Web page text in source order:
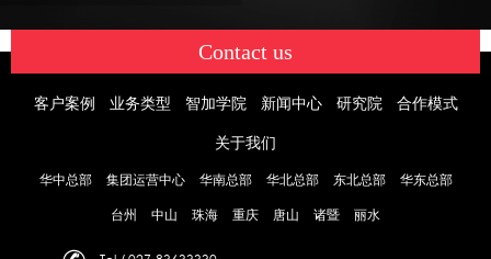
Contact us
客户案例 业务类型 智加学院 新闻中心 研究院
合作模式
关于我们
华中总部 集团运营中心 华南总部 华北总部 东北总部
华东总部
台州
中山 珠海 重庆 唐山 诸暨 丽水